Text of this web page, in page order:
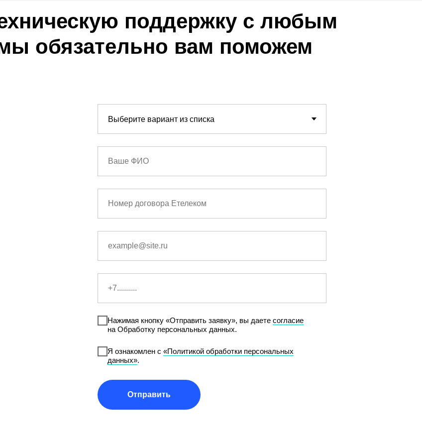
поддержку с любым
обязательно вам поможем
Нажимая кнопку «Отправить заявку», вы даете согласие
на Обработку персональных данных.
Я ознакомлен с «Политикой обработки персональных
данных».
Отправить